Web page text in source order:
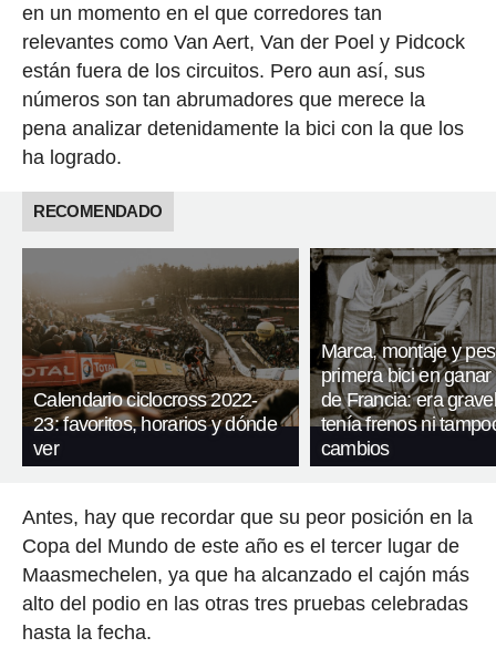
en un momento en el que corredores tan
relevantes como Van Aert, Van der Poel y Pidcock
están fuera de los circuitos. Pero aun así, sus
números son tan abrumadores que merece la
pena analizar detenidamente la bici con la que los
ha logrado.
RECOMENDADO
Calendario ciclocross 2022-
23: favoritos, horarios y dónde
ver
Marca, montaje y
primera bici en ganar
de Francia: era
tenía frenos ni
cambios
Antes, hay que recordar que su peor posición en la
Copa del Mundo de este año es el tercer lugar de
Maasmechelen, ya que ha alcanzado el cajón más
alto del podio en las otras tres pruebas celebradas
hasta la fecha.